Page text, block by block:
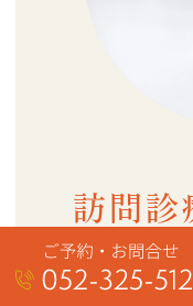
訪問診
当院へお越し